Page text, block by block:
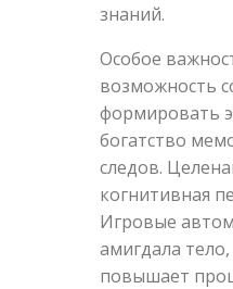
знаний.
Особое
возможность
формировать
богатство
следов.
когнитивная
Игровые
амигдала
повышает